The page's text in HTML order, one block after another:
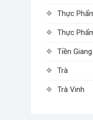
Thực
Thực
Tiền Giang
Trà
Trà Vinh